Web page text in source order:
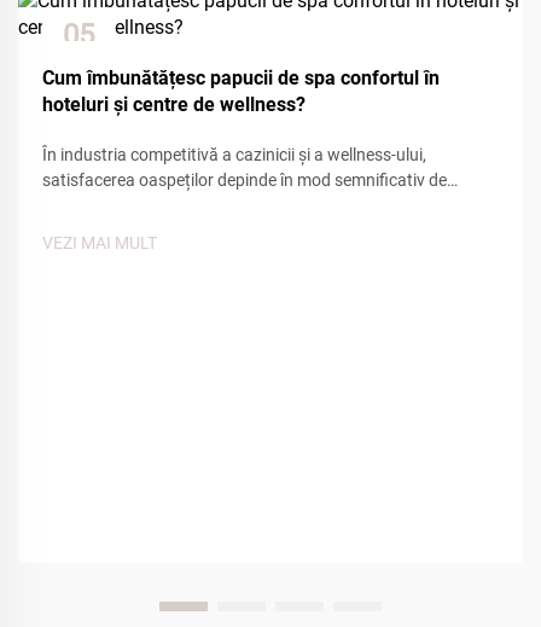
05
Dec
Cum îmbunătățesc papucii de spa confortul în
hoteluri și centre de wellness?
În industria competitivă a cazinicii și a wellness-ului,
satisfacerea oaspeților depinde în mod semnificativ de
VEZI MAI MULT